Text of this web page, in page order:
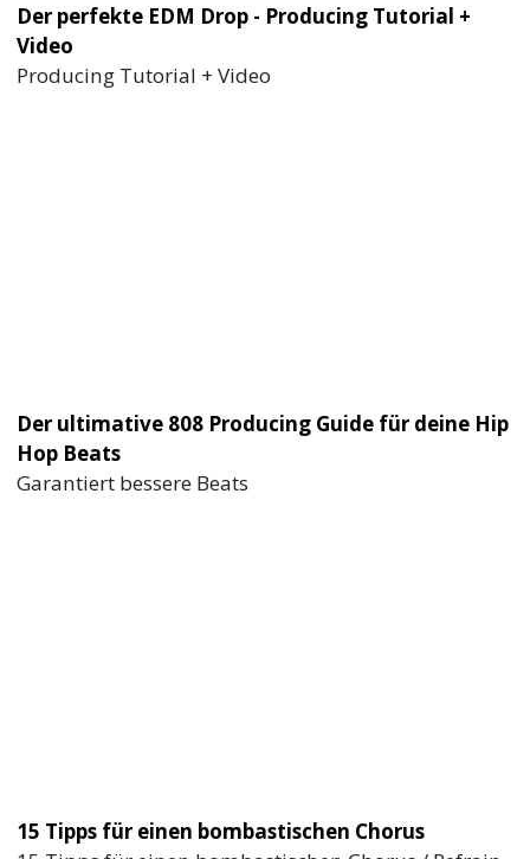
Der perfekte EDM Drop - Producing Tutorial +
Video
Producing Tutorial + Video
Der ultimative 808 Producing Guide für deine Hip
Hop Beats
Garantiert bessere Beats
15 Tipps für einen bombastischen Chorus